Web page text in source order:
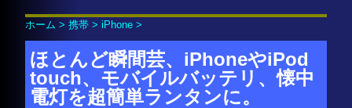
ホーム >携帯 >iPhone >
ほとんど瞬間芸、iPhoneやiPod
touch、モバイルバッテリ、懐中
電灯を超簡単ランタンに。